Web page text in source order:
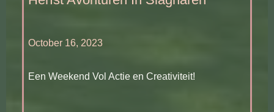
October 16, 2023
Een Weekend Vol Actie en Creativiteit!